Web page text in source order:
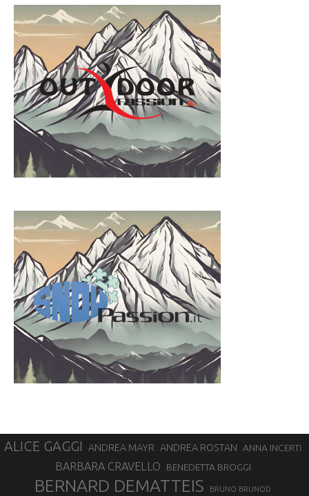
ALICE GAGGI ANDREA MAYR ANDREA ROSTAN ANNA INCERTI
BARBARA CRAVELLO BENEDETTA BROGGI
BERNARD DEMATTEIS BRUNO BRUNOD